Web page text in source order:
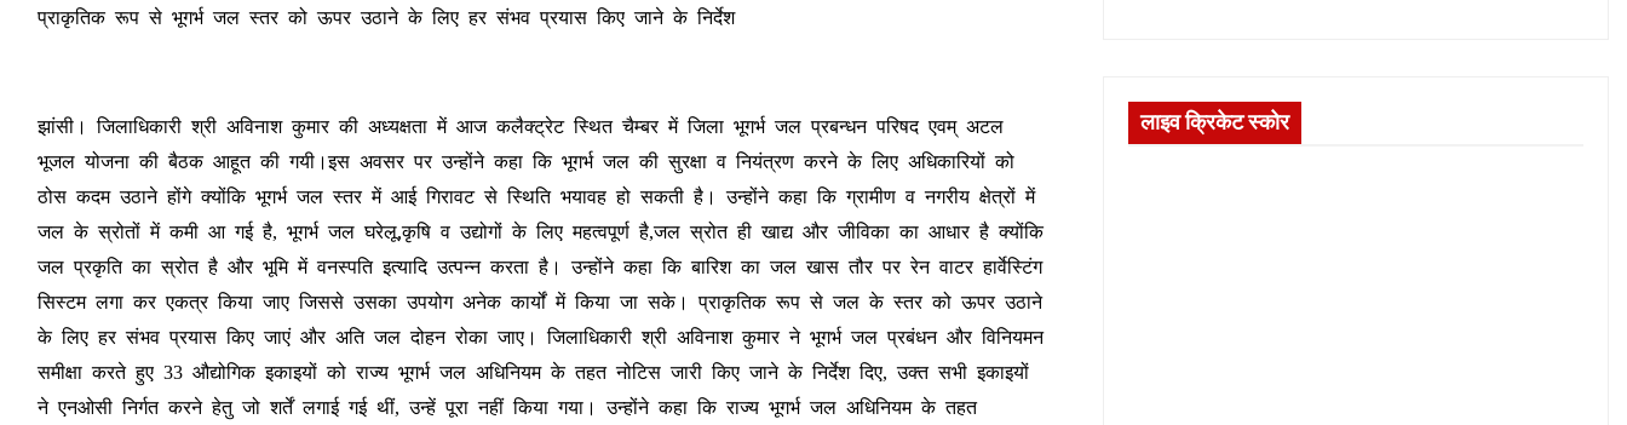
प्राकृतिक रूप से भूगर्भ जल स्तर को ऊपर उठाने के लिए हर संभव प्रयास किए जाने के निर्देश
झांसी। जिलाधिकारी श्री अविनाश कुमार की अध्यक्षता में आज कलैक्ट्रेट स्थित चैम्बर में जिला भूगर्भ जल प्रबन्धन परिषद एवम् अटल
भूजल योजना की बैठक आहूत की गयी।इस अवसर पर उन्होंने कहा कि भूगर्भ जल की सुरक्षा व नियंत्रण करने के लिए अधिकारियों को
ठोस कदम उठाने होंगे क्योंकि भूगर्भ जल स्तर में आई गिरावट से स्थिति भयावह हो सकती है। उन्होंने कहा कि ग्रामीण व नगरीय क्षेत्रों में
जल के स्रोतों में कमी आ गई है, भूगर्भ जल घरेलू,कृषि व उद्योगों के लिए महत्वपूर्ण है,जल स्रोत ही खाद्य और जीविका का आधार है क्योंकि
जल प्रकृति का स्रोत है और भूमि में वनस्पति इत्यादि उत्पन्न करता है। उन्होंने कहा कि बारिश का जल खास तौर पर रेन वाटर हार्वेस्टिंग
सिस्टम लगा कर एकत्र किया जाए जिससे उसका उपयोग अनेक कार्यों में किया जा सके। प्राकृतिक रूप से जल के स्तर को ऊपर उठाने
के लिए हर संभव प्रयास किए जाएं और अति जल दोहन रोका जाए। जिलाधिकारी श्री अविनाश कुमार ने भूगर्भ जल प्रबंधन और विनियमन
समीक्षा करते हुए 33 औद्योगिक इकाइयों को राज्य भूगर्भ जल अधिनियम के तहत नोटिस जारी किए जाने के निर्देश दिए, उक्त सभी इकाइयों
ने एनओसी निर्गत करने हेतु जो शर्तें लगाई गई थीं, उन्हें पूरा नहीं किया गया। उन्होंने कहा कि राज्य भूगर्भ जल अधिनियम के तहत
लाइव क्रिकेट स्कोर